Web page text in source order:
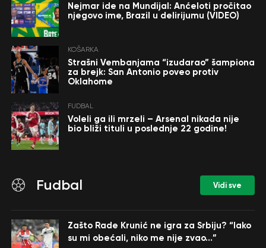
Nejmar ide na Mundijal: Anćeloti pročitao
njegovo ime, Brazil u delirijumu (VIDEO)
KOŠARKA
Strašni Vembanjama “izudarao” šampiona
za brejk: San Antonio poveo protiv
Oklahome
FUDBAL
Voleli ga ili mrzeli – Arsenal nikada nije
bio bliži tituli u poslednje 22 godine!
Fudbal Vidi sve
Zašto Rade Krunić ne igra za Srbiju? “Iako
su mi obećali, niko me nije zvao…”